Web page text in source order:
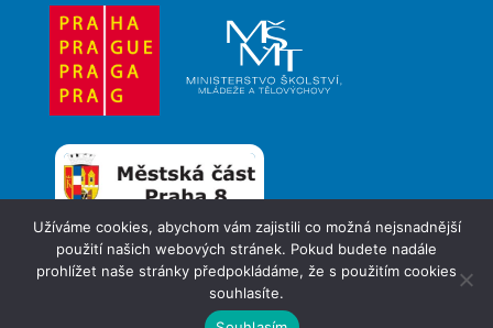
© 2026 Pionýr, z. s. – 63. pionýrská skupina Sosna
Užíváme cookies, abychom vám zajistili co možná nejsnadnější
použití našich webových stránek. Pokud budete nadále
prohlížet naše stránky předpokládáme, že s použitím cookies
souhlasíte.